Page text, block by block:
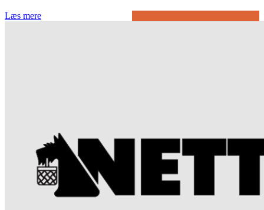
Læs mere